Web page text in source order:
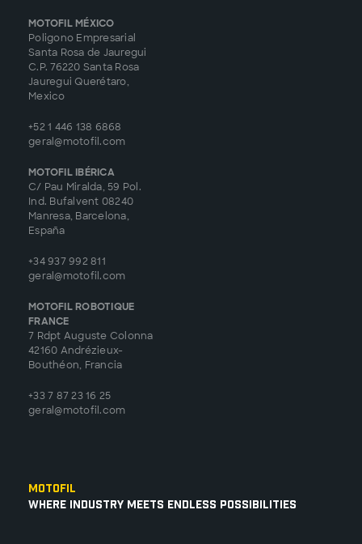
MOTOFIL MÉXICO
Poligono Empresarial
Santa Rosa de Jauregui
C.P. 76220 Santa Rosa
Jauregui Querétaro,
Mexico
+52 1 446 138 6868
geral@motofil.com
MOTOFIL IBÉRICA
C/ Pau Miralda, 59 Pol.
Ind. Bufalvent 08240
Manresa, Barcelona,
España
+34 937 992 811
geral@motofil.com
MOTOFIL ROBOTIQUE
FRANCE
7 Rdpt Auguste Colonna
42160 Andrézieux-
Bouthéon, Francia
+33 7 87 23 16 25
geral@motofil.com
Motofil
Where Industry Meets Endless Possibilities